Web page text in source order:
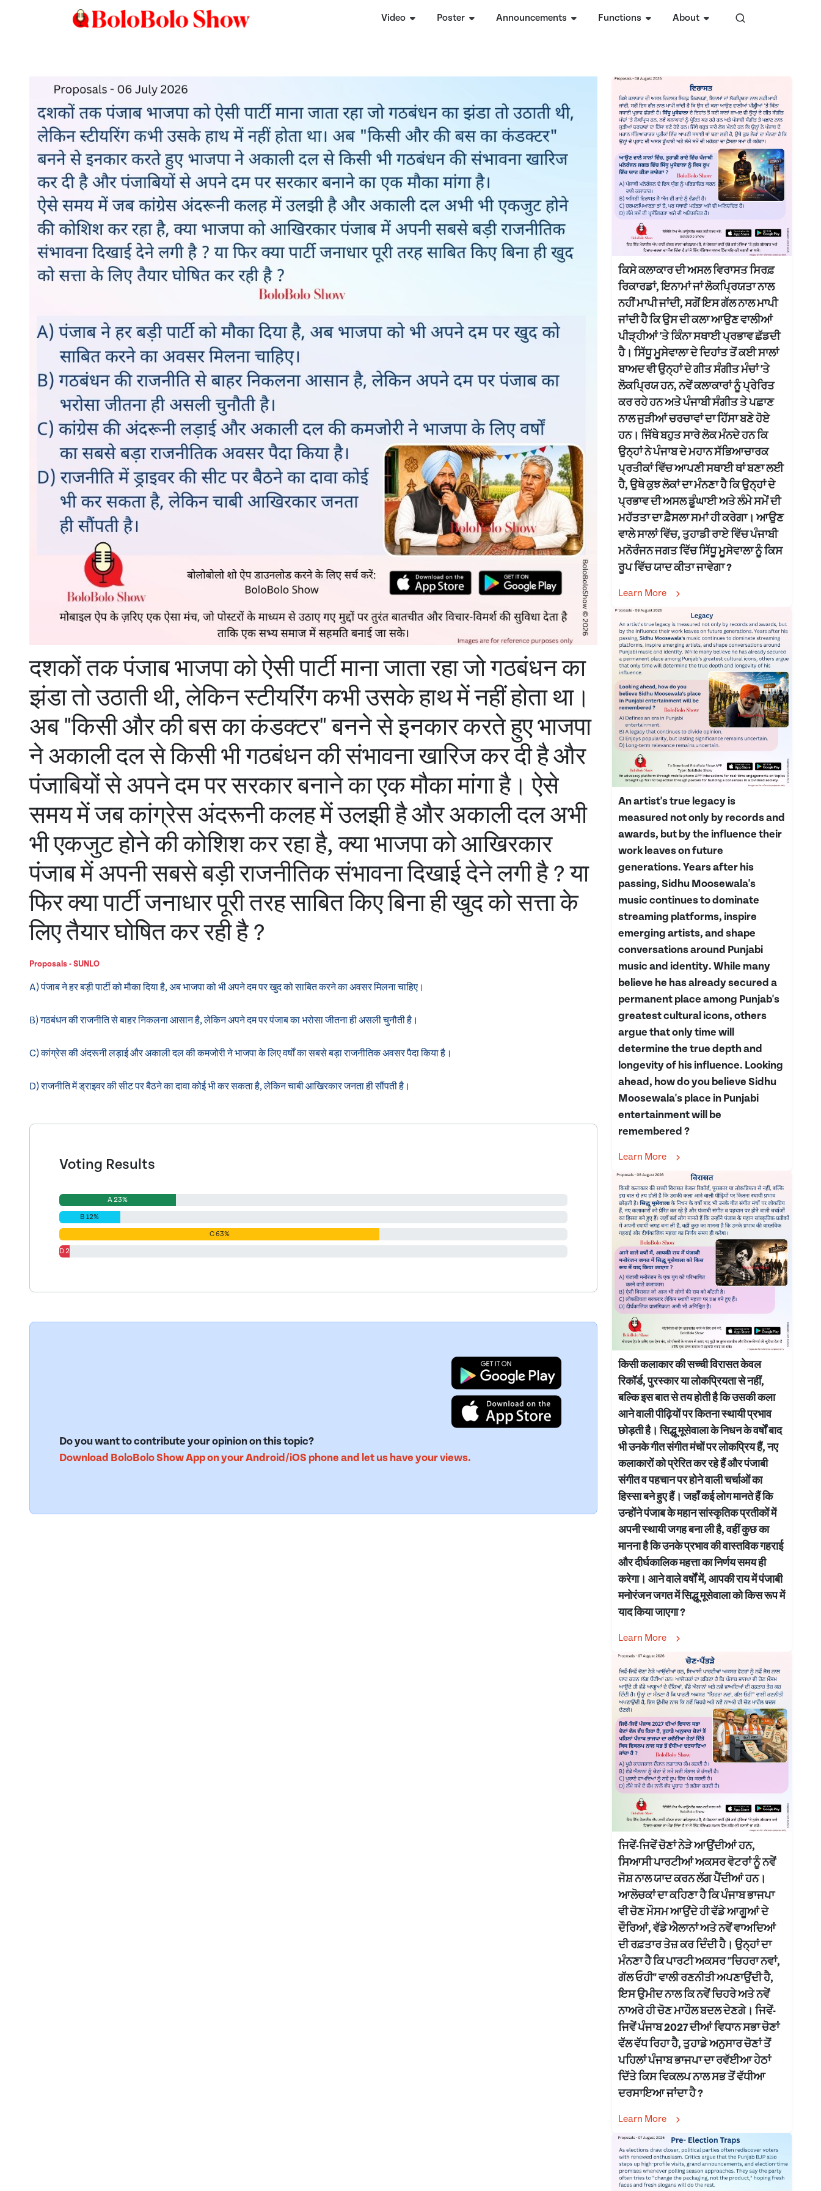
Video Poster Announcements Functions About
दशकों तक पंजाब भाजपा को ऐसी पार्टी माना जाता रहा जो गठबंधन का
झंडा तो उठाती थी, लेकिन स्टीयरिंग कभी उसके हाथ में नहीं होता था।
अब "किसी और की बस का कंडक्टर" बनने से इनकार करते हुए भाजपा
ने अकाली दल से किसी भी गठबंधन की संभावना खारिज कर दी है और
पंजाबियों से अपने दम पर सरकार बनाने का एक मौका मांगा है। ऐसे
समय में जब कांग्रेस अंदरूनी कलह में उलझी है और अकाली दल अभी
भी एकजुट होने की कोशिश कर रहा है, क्या भाजपा को आखिरकार
पंजाब में अपनी सबसे बड़ी राजनीतिक संभावना दिखाई देने लगी है ? या
फिर क्या पार्टी जनाधार पूरी तरह साबित किए बिना ही खुद को सत्ता के
लिए तैयार घोषित कर रही है ?
Proposals - SUNLO
A) पंजाब ने हर बड़ी पार्टी को मौका दिया है, अब भाजपा को भी अपने दम पर खुद को साबित करने का अवसर मिलना चाहिए।
B) गठबंधन की राजनीति से बाहर निकलना आसान है, लेकिन अपने दम पर पंजाब का भरोसा जीतना ही असली चुनौती है।
C) कांग्रेस की अंदरूनी लड़ाई और अकाली दल की कमजोरी ने भाजपा के लिए वर्षों का सबसे बड़ा राजनीतिक अवसर पैदा किया है।
D) राजनीति में ड्राइवर की सीट पर बैठने का दावा कोई भी कर सकता है, लेकिन चाबी आखिरकार जनता ही सौंपती है।
Voting Results
A 23%
B 12%
C 63%
D 2%
Do you want to contribute your opinion on this topic?
Download BoloBolo Show App on your Android/iOS phone and let us have your views.
ਕਿਸੇ ਕਲਾਕਾਰ ਦੀ ਅਸਲ ਵਿਰਾਸਤ ਸਿਰਫ਼
ਰਿਕਾਰਡਾਂ, ਇਨਾਮਾਂ ਜਾਂ ਲੋਕਪ੍ਰਿਯਤਾ ਨਾਲ
ਨਹੀਂ ਮਾਪੀ ਜਾਂਦੀ, ਸਗੋਂ ਇਸ ਗੱਲ ਨਾਲ ਮਾਪੀ
ਜਾਂਦੀ ਹੈ ਕਿ ਉਸ ਦੀ ਕਲਾ ਆਉਣ ਵਾਲੀਆਂ
ਪੀੜ੍ਹੀਆਂ 'ਤੇ ਕਿੰਨਾ ਸਥਾਈ ਪ੍ਰਭਾਵ ਛੱਡਦੀ
ਹੈ। ਸਿੱਧੂ ਮੂਸੇਵਾਲਾ ਦੇ ਦਿਹਾਂਤ ਤੋਂ ਕਈ ਸਾਲਾਂ
ਬਾਅਦ ਵੀ ਉਨ੍ਹਾਂ ਦੇ ਗੀਤ ਸੰਗੀਤ ਮੰਚਾਂ 'ਤੇ
ਲੋਕਪ੍ਰਿਯ ਹਨ, ਨਵੇਂ ਕਲਾਕਾਰਾਂ ਨੂੰ ਪ੍ਰੇਰਿਤ
ਕਰ ਰਹੇ ਹਨ ਅਤੇ ਪੰਜਾਬੀ ਸੰਗੀਤ ਤੇ ਪਛਾਣ
ਨਾਲ ਜੁੜੀਆਂ ਚਰਚਾਵਾਂ ਦਾ ਹਿੱਸਾ ਬਣੇ ਹੋਏ
ਹਨ। ਜਿੱਥੇ ਬਹੁਤ ਸਾਰੇ ਲੋਕ ਮੰਨਦੇ ਹਨ ਕਿ
ਉਨ੍ਹਾਂ ਨੇ ਪੰਜਾਬ ਦੇ ਮਹਾਨ ਸੱਭਿਆਚਾਰਕ
ਪ੍ਰਤੀਕਾਂ ਵਿੱਚ ਆਪਣੀ ਸਥਾਈ ਥਾਂ ਬਣਾ ਲਈ
ਹੈ, ਉਥੇ ਕੁਝ ਲੋਕਾਂ ਦਾ ਮੰਨਣਾ ਹੈ ਕਿ ਉਨ੍ਹਾਂ ਦੇ
ਪ੍ਰਭਾਵ ਦੀ ਅਸਲ ਡੂੰਘਾਈ ਅਤੇ ਲੰਮੇ ਸਮੇਂ ਦੀ
ਮਹੱਤਤਾ ਦਾ ਫ਼ੈਸਲਾ ਸਮਾਂ ਹੀ ਕਰੇਗਾ। ਆਉਣ
ਵਾਲੇ ਸਾਲਾਂ ਵਿੱਚ, ਤੁਹਾਡੀ ਰਾਏ ਵਿੱਚ ਪੰਜਾਬੀ
ਮਨੋਰੰਜਨ ਜਗਤ ਵਿੱਚ ਸਿੱਧੂ ਮੂਸੇਵਾਲਾ ਨੂੰ ਕਿਸ
ਰੂਪ ਵਿੱਚ ਯਾਦ ਕੀਤਾ ਜਾਵੇਗਾ ?
Learn More
An artist's true legacy is
measured not only by records and
awards, but by the influence their
work leaves on future
generations. Years after his
passing, Sidhu Moosewala's
music continues to dominate
streaming platforms, inspire
emerging artists, and shape
conversations around Punjabi
music and identity. While many
believe he has already secured a
permanent place among Punjab's
greatest cultural icons, others
argue that only time will
determine the true depth and
longevity of his influence. Looking
ahead, how do you believe Sidhu
Moosewala's place in Punjabi
entertainment will be
remembered ?
Learn More
किसी कलाकार की सच्ची विरासत केवल
रिकॉर्ड, पुरस्कार या लोकप्रियता से नहीं,
बल्कि इस बात से तय होती है कि उसकी कला
आने वाली पीढ़ियों पर कितना स्थायी प्रभाव
छोड़ती है। सिद्धू मूसेवाला के निधन के वर्षों बाद
भी उनके गीत संगीत मंचों पर लोकप्रिय हैं, नए
कलाकारों को प्रेरित कर रहे हैं और पंजाबी
संगीत व पहचान पर होने वाली चर्चाओं का
हिस्सा बने हुए हैं। जहाँ कई लोग मानते हैं कि
उन्होंने पंजाब के महान सांस्कृतिक प्रतीकों में
अपनी स्थायी जगह बना ली है, वहीं कुछ का
मानना है कि उनके प्रभाव की वास्तविक गहराई
और दीर्घकालिक महत्ता का निर्णय समय ही
करेगा। आने वाले वर्षों में, आपकी राय में पंजाबी
मनोरंजन जगत में सिद्धू मूसेवाला को किस रूप में
याद किया जाएगा ?
Learn More
ਜਿਵੇਂ-ਜਿਵੇਂ ਚੋਣਾਂ ਨੇੜੇ ਆਉਂਦੀਆਂ ਹਨ,
ਸਿਆਸੀ ਪਾਰਟੀਆਂ ਅਕਸਰ ਵੋਟਰਾਂ ਨੂੰ ਨਵੇਂ
ਜੋਸ਼ ਨਾਲ ਯਾਦ ਕਰਨ ਲੱਗ ਪੈਂਦੀਆਂ ਹਨ।
ਆਲੋਚਕਾਂ ਦਾ ਕਹਿਣਾ ਹੈ ਕਿ ਪੰਜਾਬ ਭਾਜਪਾ
ਵੀ ਚੋਣ ਮੌਸਮ ਆਉਂਦੇ ਹੀ ਵੱਡੇ ਆਗੂਆਂ ਦੇ
ਦੌਰਿਆਂ, ਵੱਡੇ ਐਲਾਨਾਂ ਅਤੇ ਨਵੇਂ ਵਾਅਦਿਆਂ
ਦੀ ਰਫ਼ਤਾਰ ਤੇਜ਼ ਕਰ ਦਿੰਦੀ ਹੈ। ਉਨ੍ਹਾਂ ਦਾ
ਮੰਨਣਾ ਹੈ ਕਿ ਪਾਰਟੀ ਅਕਸਰ "ਚਿਹਰਾ ਨਵਾਂ,
ਗੱਲ ਓਹੀ" ਵਾਲੀ ਰਣਨੀਤੀ ਅਪਣਾਉਂਦੀ ਹੈ,
ਇਸ ਉਮੀਦ ਨਾਲ ਕਿ ਨਵੇਂ ਚਿਹਰੇ ਅਤੇ ਨਵੇਂ
ਨਾਅਰੇ ਹੀ ਚੋਣ ਮਾਹੌਲ ਬਦਲ ਦੇਣਗੇ। ਜਿਵੇਂ-
ਜਿਵੇਂ ਪੰਜਾਬ 2027 ਦੀਆਂ ਵਿਧਾਨ ਸਭਾ ਚੋਣਾਂ
ਵੱਲ ਵੱਧ ਰਿਹਾ ਹੈ, ਤੁਹਾਡੇ ਅਨੁਸਾਰ ਚੋਣਾਂ ਤੋਂ
ਪਹਿਲਾਂ ਪੰਜਾਬ ਭਾਜਪਾ ਦਾ ਰਵੱਈਆ ਹੇਠਾਂ
ਦਿੱਤੇ ਕਿਸ ਵਿਕਲਪ ਨਾਲ ਸਭ ਤੋਂ ਵੱਧੀਆ
ਦਰਸਾਇਆ ਜਾਂਦਾ ਹੈ ?
Learn More